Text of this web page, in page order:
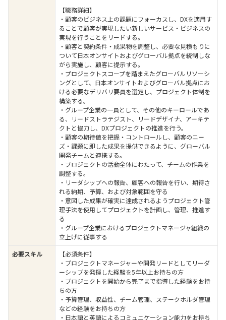
【職務詳細】
・顧客のビジネス上の課題にフォーカスし、DXを適用す
ることで顧客が実現したい新しいサービス・ビジネスの
実現を行うことをリードする。
・顧客と契約条件・成果物を調整し、必要な見積もりに
ついて日本オンサイトおよびグローバル拠点を統制しな
がら実施し、顧客に提示する。
・プロジェクトスコープを踏まえたグローバルリソーシ
ングとして、日本オンサイトおよびグローバル拠点にお
ける必要なデリバリ要員を選定し、プロジェクト体制を
構築する。
・グループ企業の一員として、その他のキーロールであ
る、リードストラテジスト、リードデザイナ、アーキテ
クトと協力し、DXプロジェクトの推進を行う。
・顧客の期待値を把握・コントロールし、顧客のニー
ズ・課題に即した成果を提供できるように、グローバル
開発チームと連携する。
・プロジェクトの活動全体にわたって、チームの作業を
調整する。
・リーダシップへの報告、顧客への報告を行い、期待さ
れる納期、予算、および対象範囲を守る
・意図した成果が確実に達成されるようプロジェクト管
理手法を使用してプロジェクトを計画し、管理、推進す
る
・グループ企業におけるプロジェクトマネージャ組織の
立上げに従事する
必要スキル
【必須条件】
・プロジェクトマネージャーや開発リードとしてリーダ
ーシップを発揮した経験を5年以上お持ちの方
・プロジェクトを開始から完了まで指導した経験をお持
ちの方
・予算管理、収益性、チーム管理、ステークホルダ管理
などの経験をお持ちの方
・日本語と英語によるコミュニケーション能力をお持ち